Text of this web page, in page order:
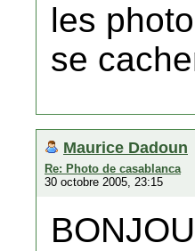
les
se
Maurice Dadoun
Re: Photo de casablanca
30 octobre 2005, 23:15